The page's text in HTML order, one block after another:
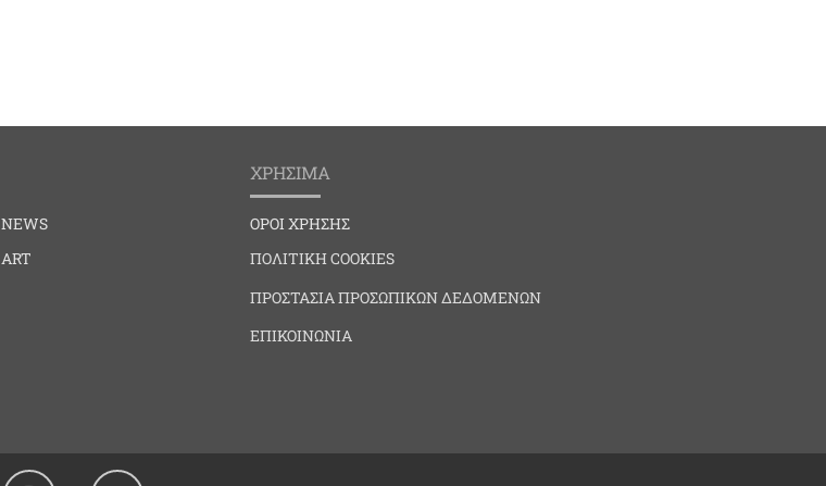
NEWS
ART
ΧΡΗΣΙΜΑ
ΟΡΟΙ ΧΡΗΣΗΣ
ΠΟΛΙΤΙΚΗ COOKIES
ΠΡΟΣΤΑΣΙΑ ΠΡΟΣΩΠΙΚΩΝ ΔΕΔΟΜΕΝΩΝ
ΕΠΙΚΟΙΝΩΝΙΑ